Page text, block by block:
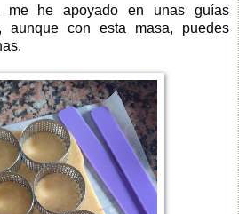
me he apoyado en unas guías
aunque con esta masa, puedes